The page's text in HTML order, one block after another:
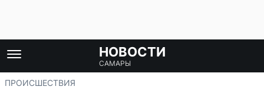
НОВОСТИ
САМАРЫ
ПРОИСШЕСТВИЯ